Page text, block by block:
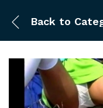
Back to